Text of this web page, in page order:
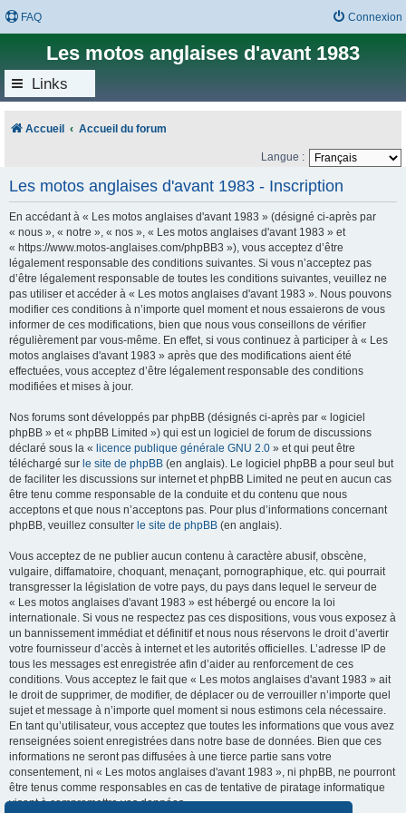
FAQ Connexion
Les motos anglaises d'avant 1983
Links
Accueil Accueil du forum
Langue :
Les motos anglaises d'avant 1983 - Inscription
En accédant à « Les motos anglaises d'avant 1983 » (désigné ci-après par
« nous », « notre », « nos », « Les motos anglaises d'avant 1983 » et
« https://www.motos-anglaises.com/phpBB3 »), vous acceptez d’être
légalement responsable des conditions suivantes. Si vous n’acceptez pas
d’être légalement responsable de toutes les conditions suivantes, veuillez ne
pas utiliser et accéder à « Les motos anglaises d'avant 1983 ». Nous pouvons
modifier ces conditions à n’importe quel moment et nous essaierons de vous
informer de ces modifications, bien que nous vous conseillons de vérifier
régulièrement par vous-même. En effet, si vous continuez à participer à « Les
motos anglaises d'avant 1983 » après que des modifications aient été
effectuées, vous acceptez d’être légalement responsable des conditions
modifiées et mises à jour.
Nos forums sont développés par phpBB (désignés ci-après par « logiciel
phpBB » et « phpBB Limited ») qui est un logiciel de forum de discussions
déclaré sous la « licence publique générale GNU 2.0 » et qui peut être
téléchargé sur le site de phpBB (en anglais). Le logiciel phpBB a pour seul but
de faciliter les discussions sur internet et phpBB Limited ne peut en aucun cas
être tenu comme responsable de la conduite et du contenu que nous
acceptons et que nous n’acceptons pas. Pour plus d’informations concernant
phpBB, veuillez consulter le site de phpBB (en anglais).
Vous acceptez de ne publier aucun contenu à caractère abusif, obscène,
vulgaire, diffamatoire, choquant, menaçant, pornographique, etc. qui pourrait
transgresser la législation de votre pays, du pays dans lequel le serveur de
« Les motos anglaises d'avant 1983 » est hébergé ou encore la loi
internationale. Si vous ne respectez pas ces dispositions, vous vous exposez à
un bannissement immédiat et définitif et nous nous réservons le droit d’avertir
votre fournisseur d’accès à internet et les autorités officielles. L’adresse IP de
tous les messages est enregistrée afin d’aider au renforcement de ces
conditions. Vous acceptez le fait que « Les motos anglaises d'avant 1983 » ait
le droit de supprimer, de modifier, de déplacer ou de verrouiller n’importe quel
sujet et message à n’importe quel moment si nous estimons cela nécessaire.
En tant qu’utilisateur, vous acceptez que toutes les informations que vous avez
renseignées soient enregistrées dans notre base de données. Bien que ces
informations ne seront pas diffusées à une tierce partie sans votre
consentement, ni « Les motos anglaises d'avant 1983 », ni phpBB, ne pourront
être tenus comme responsables en cas de tentative de piratage informatique
visant à compromettre vos données.